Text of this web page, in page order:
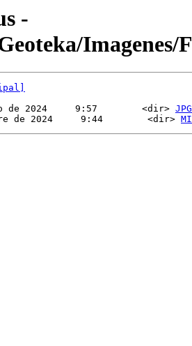
-
Imagenes/
de 2024     9:57        <dir> JPG
de 2024     9:44        <dir>